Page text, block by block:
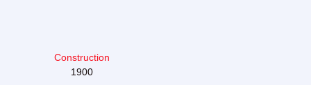
Construction
1900